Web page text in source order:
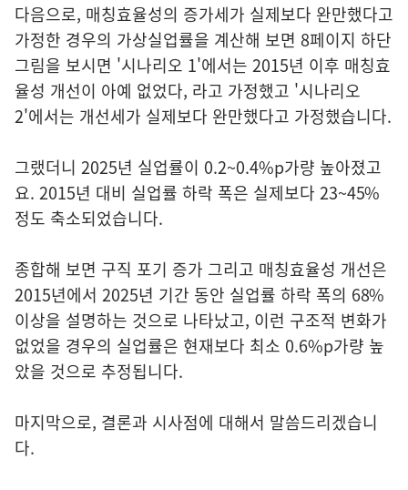
다음으로, 매칭효율성의 증가세가 실제보다 완만했다고
가정한 경우의 가상실업률을 계산해 보면 8페이지 하단
그림을 보시면 '시나리오 1'에서는 2015년 이후 매칭효
율성 개선이 아예 없었다, 라고 가정했고 '시나리오
2'에서는 개선세가 실제보다 완만했다고 가정했습니다.
그랬더니 2025년 실업률이 0.2~0.4%p가량 높아졌고
요. 2015년 대비 실업률 하락 폭은 실제보다 23~45%
정도 축소되었습니다.
종합해 보면 구직 포기 증가 그리고 매칭효율성 개선은
2015년에서 2025년 기간 동안 실업률 하락 폭의 68%
이상을 설명하는 것으로 나타났고, 이런 구조적 변화가
없었을 경우의 실업률은 현재보다 최소 0.6%p가량 높
았을 것으로 추정됩니다.
마지막으로, 결론과 시사점에 대해서 말씀드리겠습니
다.